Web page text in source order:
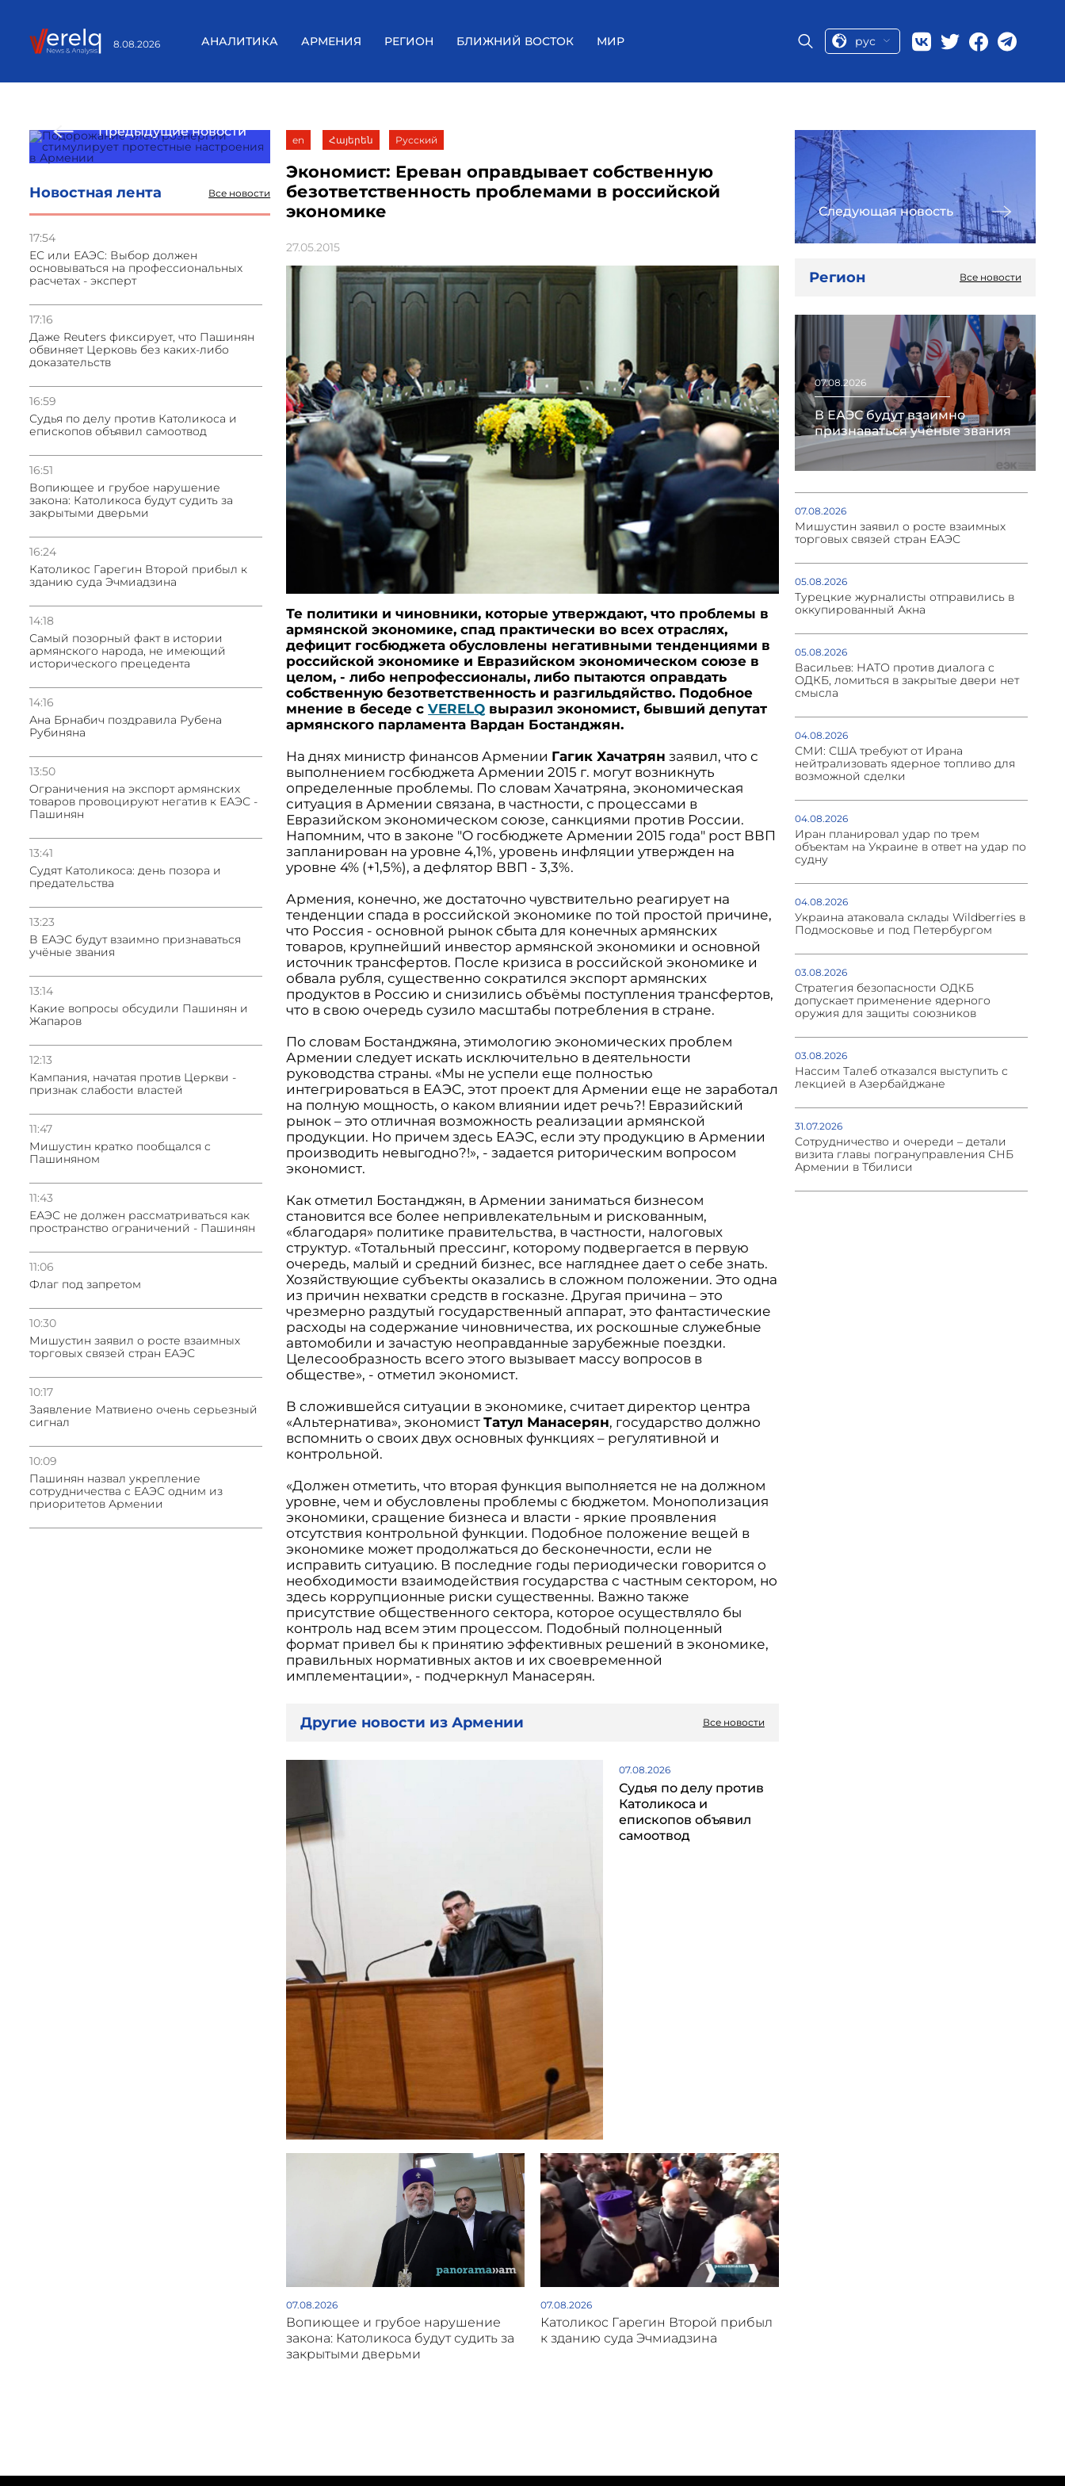
8.08.2026 АНАЛИТИКА АРМЕНИЯ РЕГИОН БЛИЖНИЙ ВОСТОК МИР рус
Предыдущие новости
Новостная лента Все новости
17:54
ЕС или ЕАЭС: Выбор должен
основываться на профессиональных
расчетах - эксперт
17:16
Даже Reuters фиксирует, что Пашинян
обвиняет Церковь без каких-либо
доказательств
16:59
Судья по делу против Католикоса и
епископов объявил самоотвод
16:51
Вопиющее и грубое нарушение
закона: Католикоса будут судить за
закрытыми дверьми
16:24
Католикос Гарегин Второй прибыл к
зданию суда Эчмиадзина
14:18
Самый позорный факт в истории
армянского народа, не имеющий
исторического прецедента
14:16
Ана Брнабич поздравила Рубена
Рубиняна
13:50
Oграничения на экспорт армянских
товаров провоцируют негатив к ЕАЭС -
Пашинян
13:41
Судят Католикоса: день позора и
предательства
13:23
В ЕАЭС будут взаимно признаваться
учёные звания
13:14
Какие вопросы обсудили Пашинян и
Жапаров
12:13
Кампания, начатая против Церкви -
признак слабости властей
11:47
Мишустин кратко пообщался с
Пашиняном
11:43
ЕАЭС не должен рассматриваться как
пространство ограничений - Пашинян
11:06
Флаг под запретом
10:30
Мишустин заявил о росте взаимных
торговых связей стран ЕАЭС
10:17
Заявление Матвиено очень серьезный
сигнал
10:09
Пашинян назвал укрепление
сотрудничества с ЕАЭС одним из
приоритетов Армении
en Հայերեն Русский
Экономист: Ереван оправдывает собственную
безответственность проблемами в российской
экономике
27.05.2015
Те политики и чиновники, которые утверждают, что проблемы в
армянской экономике, спад практически во всех отраслях,
дефицит госбюджета обусловлены негативными тенденциями в
российской экономике и Евразийском экономическом союзе в
целом, - либо непрофессионалы, либо пытаются оправдать
собственную безответственность и разгильдяйство. Подобное
мнение в беседе сVERELQ выразил экономист, бывший депутат
армянского парламента Вардан Бостанджян.
На днях министр финансов Армении Гагик Хачатрян заявил, что с
выполнением госбюджета Армении 2015 г. могут возникнуть
определенные проблемы. По словам Хачатряна, экономическая
ситуация в Армении связана, в частности, с процессами в
Евразийском экономическом союзе, санкциями против России.
Напомним, что в законе "О госбюджете Армении 2015 года" рост ВВП
запланирован на уровне 4,1%, уровень инфляции утвержден на
уровне 4% (+1,5%), а дефлятор ВВП - 3,3%.
Армения, конечно, же достаточно чувствительно реагирует на
тенденции спада в российской экономике по той простой причине,
что Россия - основной рынок сбыта для конечных армянских
товаров, крупнейший инвестор армянской экономики и основной
источник трансфертов. После кризиса в российской экономике и
обвала рубля, существенно сократился экспорт армянских
продуктов в Россию и снизились объёмы поступления трансфертов,
что в свою очередь сузило масштабы потребления в стране.
По словам Бостанджяна, этимологию экономических проблем
Армении следует искать исключительно в деятельности
руководства страны. «Мы не успели еще полностью
интегрироваться в ЕАЭС, этот проект для Армении еще не заработал
на полную мощность, о каком влиянии идет речь?! Евразийский
рынок – это отличная возможность реализации армянской
продукции. Но причем здесь ЕАЭС, если эту продукцию в Армении
производить невыгодно?!», - задается риторическим вопросом
экономист.
Как отметил Бостанджян, в Армении заниматься бизнесом
становится все более непривлекательным и рискованным,
«благодаря» политике правительства, в частности, налоговых
структур. «Тотальный прессинг, которому подвергается в первую
очередь, малый и средний бизнес, все нагляднее дает о себе знать.
Хозяйствующие субъекты оказались в сложном положении. Это одна
из причин нехватки средств в госказне. Другая причина – это
чрезмерно раздутый государственный аппарат, это фантастические
расходы на содержание чиновничества, их роскошные служебные
автомобили и зачастую неоправданные зарубежные поездки.
Целесообразность всего этого вызывает массу вопросов в
обществе», - отметил экономист.
В сложившейся ситуации в экономике, считает директор центра
«Альтернатива», экономистТатул Манасерян, государство должно
вспомнить о своих двух основных функциях – регулятивной и
контрольной.
«Должен отметить, что вторая функция выполняется не на должном
уровне, чем и обусловлены проблемы с бюджетом. Монополизация
экономики, сращение бизнеса и власти - яркие проявления
отсутствия контрольной функции. Подобное положение вещей в
экономике может продолжаться до бесконечности, если не
исправить ситуацию. В последние годы периодически говорится о
необходимости взаимодействия государства с частным сектором, но
здесь коррупционные риски существенны. Важно также
присутствие общественного сектора, которое осуществляло бы
контроль над всем этим процессом. Подобный полноценный
формат привел бы к принятию эффективных решений в экономике,
правильных нормативных актов и их своевременной
имплементации», - подчеркнул Манасерян.
Другие новости из Армении Все новости
07.08.2026
Судья по делу против
Католикоса и
епископов объявил
самоотвод
07.08.2026
Вопиющее и грубое нарушение
закона: Католикоса будут судить за
закрытыми дверьми
07.08.2026
Католикос Гарегин Второй прибыл
к зданию суда Эчмиадзина
Следующая новость
Регион Все новости
07.08.2026
В ЕАЭС будут взаимно
признаваться учёные звания
07.08.2026
Мишустин заявил о росте взаимных
торговых связей стран ЕАЭС
05.08.2026
Турецкие журналисты отправились в
оккупированный Акна
05.08.2026
Васильев: НАТО против диалога с
ОДКБ, ломиться в закрытые двери нет
смысла
04.08.2026
СМИ: США требуют от Ирана
нейтрализовать ядерное топливо для
возможной сделки
04.08.2026
Иран планировал удар по трем
объектам на Украине в ответ на удар по
судну
04.08.2026
Украина атаковала склады Wildberries в
Подмосковье и под Петербургом
03.08.2026
Стратегия безопасности ОДКБ
допускает применение ядерного
оружия для защиты союзников
03.08.2026
Нассим Талеб отказался выступить с
лекцией в Азербайджане
31.07.2026
Сотрудничество и очереди – детали
визита главы погрануправления СНБ
Армении в Тбилиси